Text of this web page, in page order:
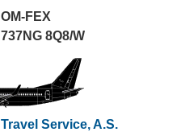
OM-FEX
737NG 8Q8/W
Travel Service, A.S.